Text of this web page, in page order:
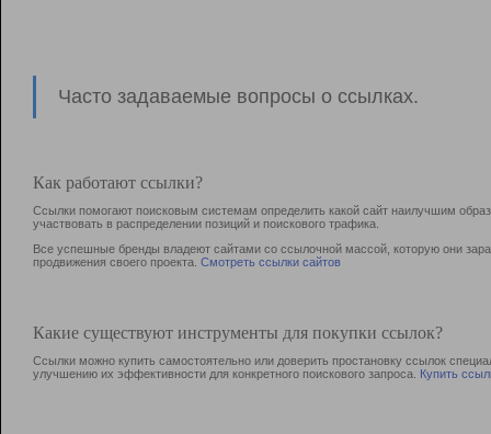
Часто задаваемые вопросы о ссылках.
Как работают ссылки?
Ссылки помогают поисковым системам определить какой сайт наилучшим
участвовать в раcпределении позиций и поискового трафика.
Все успешные бренды владеют сайтами со ссылочной массой, которую они
продвижения своего проекта. Смотреть ссылки сайтов
Какие существуют инструменты для покупки ссылок?
Ссылки можно купить самостоятельно или доверить простановку ссылок
улучшению их эффективности для конкретного поискового запроса. Купить